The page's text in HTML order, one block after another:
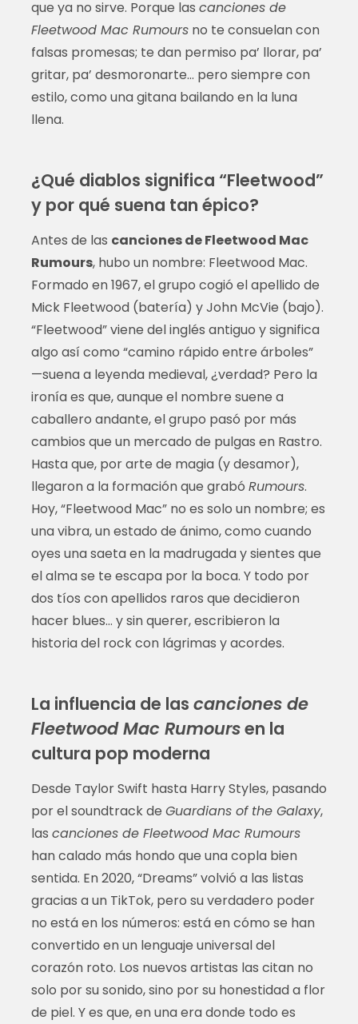
que ya no sirve. Porque las canciones de
Fleetwood Mac Rumoursno te consuelan con
falsas promesas; te dan permiso pa’ llorar, pa’
gritar, pa’ desmoronarte… pero siempre con
estilo, como una gitana bailando en la luna
llena.
¿Qué diablos significa “Fleetwood”
y por qué suena tan épico?
Antes de las canciones de Fleetwood Mac
Rumours, hubo un nombre: Fleetwood Mac.
Formado en 1967, el grupo cogió el apellido de
Mick Fleetwood (batería) y John McVie (bajo).
“Fleetwood” viene del inglés antiguo y significa
algo así como “camino rápido entre árboles”
—suena a leyenda medieval, ¿verdad? Pero la
ironía es que, aunque el nombre suene a
caballero andante, el grupo pasó por más
cambios que un mercado de pulgas en Rastro.
Hasta que, por arte de magia (y desamor),
llegaron a la formación que grabó Rumours.
Hoy, “Fleetwood Mac” no es solo un nombre; es
una vibra, un estado de ánimo, como cuando
oyes una saeta en la madrugada y sientes que
el alma se te escapa por la boca. Y todo por
dos tíos con apellidos raros que decidieron
hacer blues… y sin querer, escribieron la
historia del rock con lágrimas y acordes.
La influencia de las canciones de
Fleetwood Mac Rumoursen la
cultura pop moderna
Desde Taylor Swift hasta Harry Styles, pasando
por el soundtrack de Guardians of the Galaxy,
las canciones de Fleetwood Mac Rumours
han calado más hondo que una copla bien
sentida. En 2020, “Dreams” volvió a las listas
gracias a un TikTok, pero su verdadero poder
no está en los números: está en cómo se han
convertido en un lenguaje universal del
corazón roto. Los nuevos artistas las citan no
solo por su sonido, sino por su honestidad a flor
de piel. Y es que, en una era donde todo es